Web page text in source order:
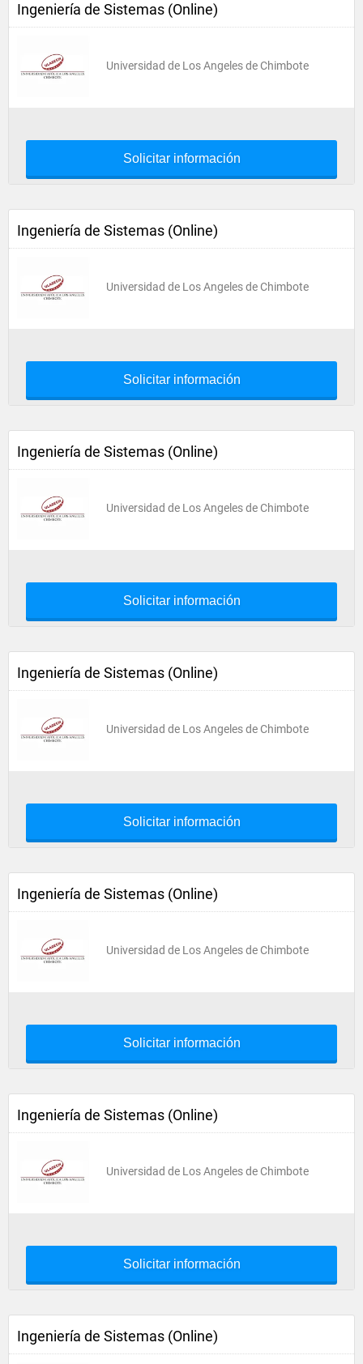
Ingeniería de Sistemas (Online)
Universidad de Los Angeles de Chimbote
Solicitar información
Ingeniería de Sistemas (Online)
Universidad de Los Angeles de Chimbote
Solicitar información
Ingeniería de Sistemas (Online)
Universidad de Los Angeles de Chimbote
Solicitar información
Ingeniería de Sistemas (Online)
Universidad de Los Angeles de Chimbote
Solicitar información
Ingeniería de Sistemas (Online)
Universidad de Los Angeles de Chimbote
Solicitar información
Ingeniería de Sistemas (Online)
Universidad de Los Angeles de Chimbote
Solicitar información
Ingeniería de Sistemas (Online)